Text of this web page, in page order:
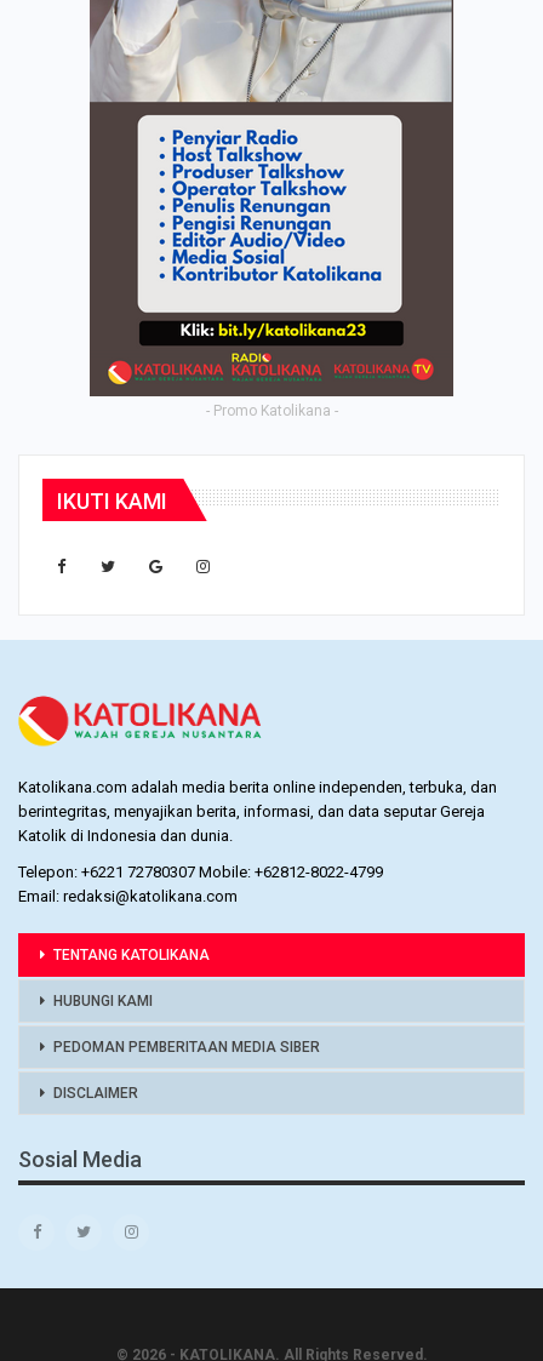
- Promo Katolikana -
IKUTI KAMI
Katolikana.com adalah media berita online independen, terbuka, dan
berintegritas, menyajikan berita, informasi, dan data seputar Gereja
Katolik di Indonesia dan dunia.
Telepon: +6221 72780307 Mobile: +62812-8022-4799
Email: redaksi@katolikana.com
TENTANG KATOLIKANA
HUBUNGI KAMI
PEDOMAN PEMBERITAAN MEDIA SIBER
DISCLAIMER
Sosial Media
© 2026 - KATOLIKANA. All Rights Reserved.